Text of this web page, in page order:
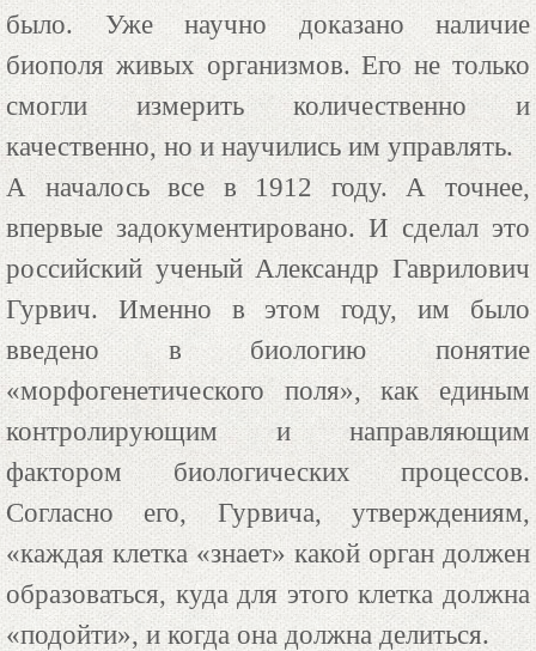
было. Уже научно доказано наличие
биополя живых организмов. Его не только
смогли измерить количественно и
качественно, но и научились им управлять.
А началось все в 1912 году. А точнее,
впервые задокументировано. И сделал это
российский ученый Александр Гаврилович
Гурвич. Именно в этом году, им было
введено в биологию понятие
«морфогенетического поля», как единым
контролирующим и направляющим
фактором биологических процессов.
Согласно его, Гурвича, утверждениям,
«каждая клетка «знает» какой орган должен
образоваться, куда для этого клетка должна
«подойти», и когда она должна делиться.